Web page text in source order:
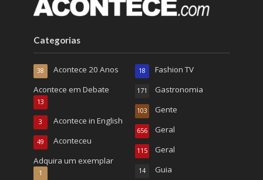
Categorias
Acontece 20 Anos
38
Acontece em Debate
13
Acontece in English
3
Aconteceu
49
Adquira um exemplar
1
Fashion TV
18
Gastronomia
171
Gente
103
Geral
656
Geral
115
Guia
14